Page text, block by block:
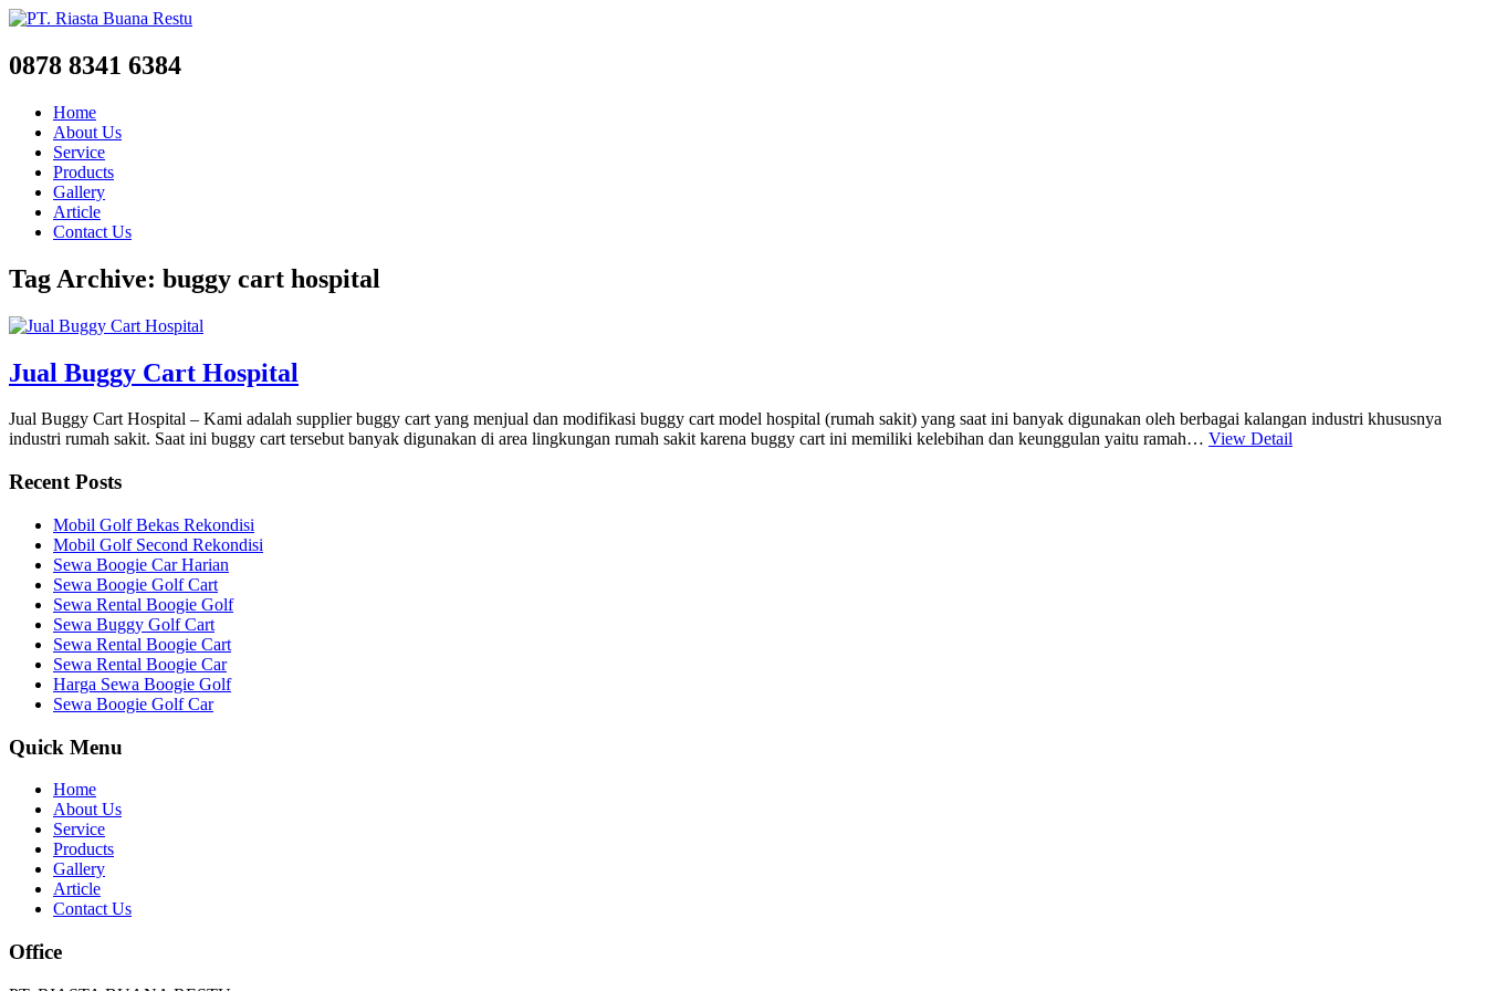
0878 8341 6384
Home
About Us
Service
Products
Gallery
Article
Contact Us
Tag Archive: buggy cart hospital
Jual Buggy Cart Hospital
Jual Buggy Cart Hospital – Kami adalah supplier buggy cart yang menjual dan modifikasi buggy cart model hospital (rumah sakit) yang saat ini banyak digunakan oleh berbagai kalangan industri khususnya
industri rumah sakit. Saat ini buggy cart tersebut banyak digunakan di area lingkungan rumah sakit karena buggy cart ini memiliki kelebihan dan keunggulan yaitu ramah… View Detail
Recent Posts
Mobil Golf Bekas Rekondisi
Mobil Golf Second Rekondisi
Sewa Boogie Car Harian
Sewa Boogie Golf Cart
Sewa Rental Boogie Golf
Sewa Buggy Golf Cart
Sewa Rental Boogie Cart
Sewa Rental Boogie Car
Harga Sewa Boogie Golf
Sewa Boogie Golf Car
Quick Menu
Home
About Us
Service
Products
Gallery
Article
Contact Us
Office